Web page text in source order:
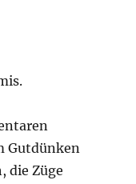
Gutdünken
die Züge